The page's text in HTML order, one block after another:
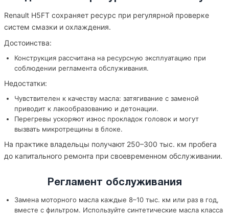
Renault H5FT сохраняет ресурс при регулярной проверке
систем смазки и охлаждения.
Достоинства:
Конструкция рассчитана на ресурсную эксплуатацию при
соблюдении регламента обслуживания.
Недостатки:
Чувствителен к качеству масла: затягивание с заменой
приводит к лакообразованию и детонации.
Перегревы ускоряют износ прокладок головок и могут
вызвать микротрещины в блоке.
На практике владельцы получают 250–300 тыс. км пробега
до капитального ремонта при своевременном обслуживании.
Регламент обслуживания
Замена моторного масла каждые 8–10 тыс. км или раз в год,
вместе с фильтром. Используйте синтетические масла класса